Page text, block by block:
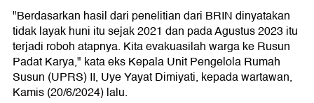
"Berdasarkan hasil dari penelitian dari BRIN dinyatakan
tidak layak huni itu sejak 2021 dan pada Agustus 2023 itu
terjadi roboh atapnya. Kita evakuasilah warga ke Rusun
Padat Karya," kata eks Kepala Unit Pengelola Rumah
Susun (UPRS) II, Uye Yayat Dimiyati, kepada wartawan,
Kamis (20/6/2024) lalu.